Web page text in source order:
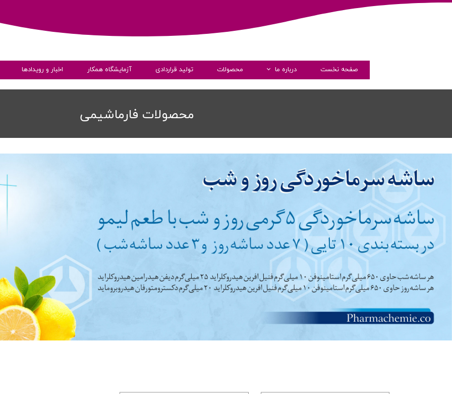
صفحه نخست درباره ما
شرکت های همکار
شفاف سازی و دسترسی آزاد به داده ها
محصولات تولید قراردادی آزمایشگاه همکار اخبار و رویدادها
محصولات فارماشیمی